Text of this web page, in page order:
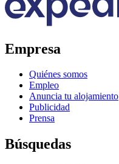
Empresa
Quiénes somos
Empleo
Anuncia tu alojamiento
Publicidad
Prensa
Búsquedas